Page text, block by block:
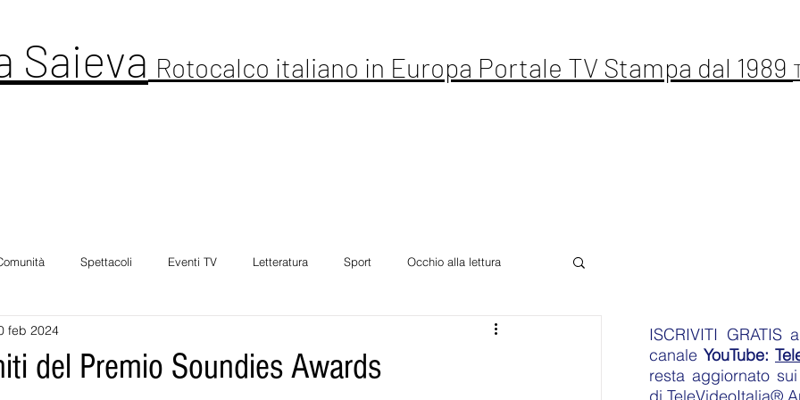
Spettacoli Eventi TV Letteratura Sport Occhio alla lettura
del Premio Soundies Awards
feb 2024 ISCRIVITI GRATIS
canale YouTube:
resta aggiornato
Saieva Rotocalco italiano in Europa Portale TV Stampa dal 1989